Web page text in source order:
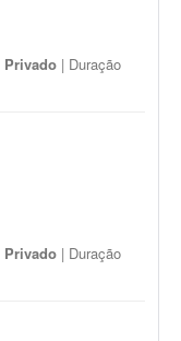
Privado | Duração
Privado | Duração